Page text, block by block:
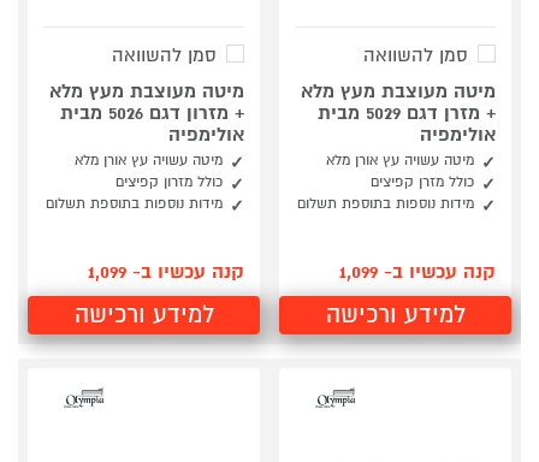
סמן להשוואה
מיטה מעוצבת מעץ מלא
+ מזרן דגם 5029 מבית
אולימפיה
מיטה עשויה עץ אורן מלא
כולל מזרן קפיצים
מידות נוספות בתוספת תשלום
קנה עכשיו ב- 1,099
למידע ורכישה
סמן להשוואה
מיטה מעוצבת מעץ מלא
+ מזרון דגם 5026 מבית
אולימפיה
מיטה עשויה עץ אורן מלא
כולל מזרון קפיצים
מידות נוספות בתוספת תשלום
קנה עכשיו ב- 1,099
למידע ורכישה